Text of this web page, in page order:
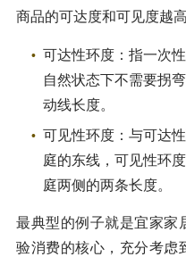
商品的可达度和可见度越高
可达性环度：指一次
自然状态下不需要拐
动线长度。
可见性环度：与可达
庭的东线，可见性环
庭两侧的两条长度。
最典型的例子就是宜家家
验消费的核心，充分考虑